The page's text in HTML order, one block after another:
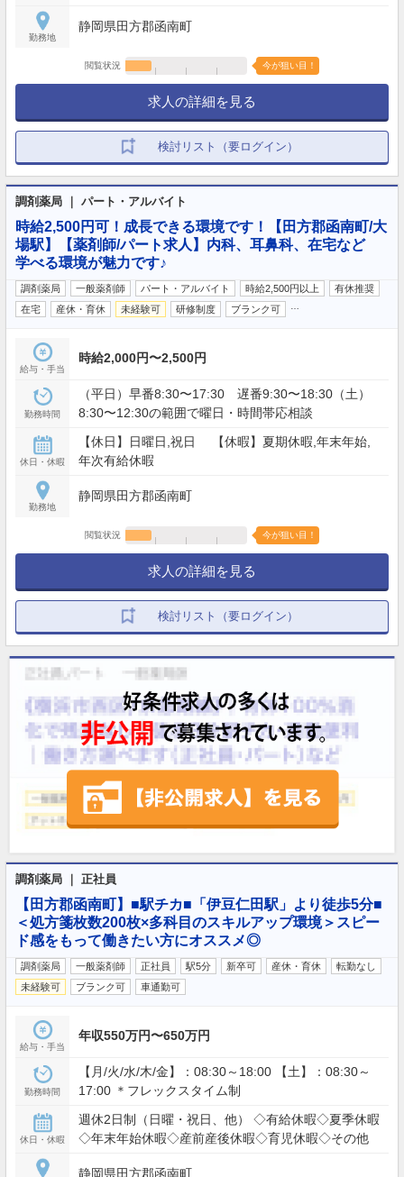
勤務地
静岡県田方郡函南町
閲覧状況 今が狙い目！
求人の詳細を見る
検討リスト（要ログイン）
調剤薬局 ｜ パート・アルバイト
時給2,500円可！成長できる環境です！【田方郡函南町/大
場駅】【薬剤師/パート求人】内科、耳鼻科、在宅など
学べる環境が魅力です♪
調剤薬局 一般薬剤師 パート・アルバイト 時給2,500円以上
有休推奨
在宅
産休・育休 未経験可 研修制度 ブランク可
給与・手当
時給2,000円〜2,500円
勤務時間
（平日）早番8:30〜17:30 遅番9:30〜18:30（土）
8:30〜12:30の範囲で曜日・時間帯応相談
休日・休暇
【休日】日曜日,祝日 【休暇】夏期休暇,年末年始,
年次有給休暇
勤務地
静岡県田方郡函南町
閲覧状況 今が狙い目！
求人の詳細を見る
検討リスト（要ログイン）
調剤薬局 ｜ 正社員
【田方郡函南町】■駅チカ■「伊豆仁田駅」より徒歩5分■
＜処方箋枚数200枚×多科目のスキルアップ環境＞スピー
ド感をもって働きたい方にオススメ◎
調剤薬局 一般薬剤師 正社員 駅5分 新卒可 産休・育休
転勤なし
未経験可
ブランク可 車通勤可
給与・手当
年収550万円〜650万円
勤務時間
【月/火/水/木/金】：08:30～18:00 【土】：08:30～
17:00 ＊フレックスタイム制
休日・休暇
週休2日制（日曜・祝日、他） ◇有給休暇◇夏季休暇
◇年末年始休暇◇産前産後休暇◇育児休暇◇その他
静岡県田方郡函南町